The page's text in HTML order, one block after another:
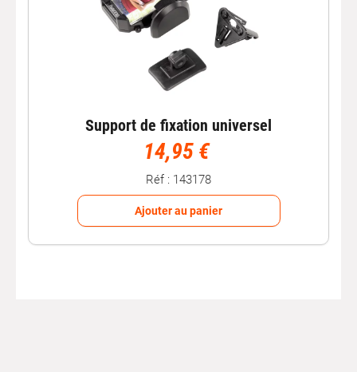
Support de fixation universel
14,95 €
Réf : 143178
Ajouter au panier